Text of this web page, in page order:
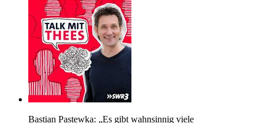
Bastian Pastewka: „Es gibt wahnsinnig viele